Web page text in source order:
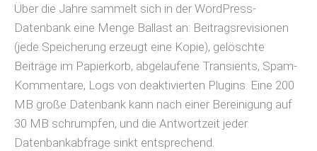
Über die Jahre sammelt sich in der WordPress-
Datenbank eine Menge Ballast an: Beitragsrevisionen
(jede Speicherung erzeugt eine Kopie), gelöschte
Beiträge im Papierkorb, abgelaufene Transients, Spam-
Kommentare, Logs von deaktivierten Plugins. Eine 200
MB große Datenbank kann nach einer Bereinigung auf
30 MB schrumpfen, und die Antwortzeit jeder
Datenbankabfrage sinkt entsprechend.